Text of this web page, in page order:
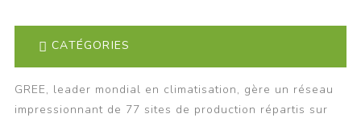
GREE, leader mondial en climatisation, gère un réseau
impressionnant de 77 sites de production répartis sur
CATÉGORIES